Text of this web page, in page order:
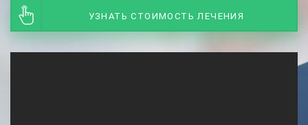
УЗНАТЬ СТОИМОСТЬ ЛЕЧЕНИЯ